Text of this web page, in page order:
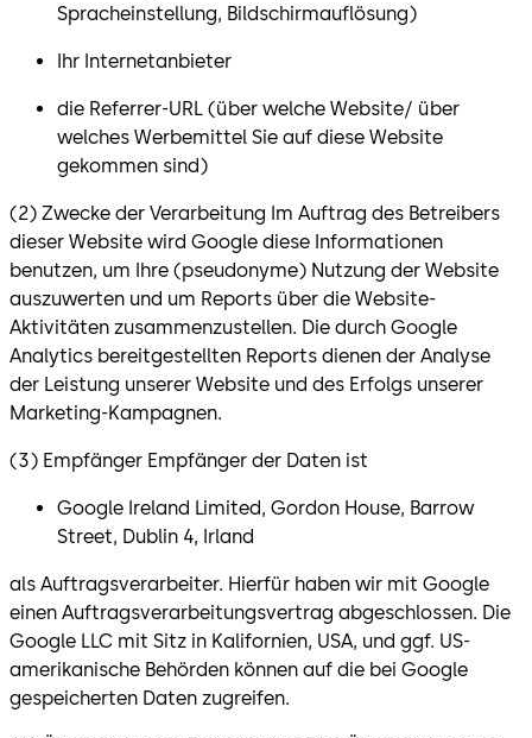
Spracheinstellung, Bildschirmauflösung)
Ihr Internetanbieter
die Referrer-URL (über welche Website/ über
welches Werbemittel Sie auf diese Website
gekommen sind)
(2) Zwecke der Verarbeitung Im Auftrag des Betreibers
dieser Website wird Google diese Informationen
benutzen, um Ihre (pseudonyme) Nutzung der Website
auszuwerten und um Reports über die Website-
Aktivitäten zusammenzustellen. Die durch Google
Analytics bereitgestellten Reports dienen der Analyse
der Leistung unserer Website und des Erfolgs unserer
Marketing-Kampagnen.
(3) Empfänger Empfänger der Daten ist
Google Ireland Limited, Gordon House, Barrow
Street, Dublin 4, Irland
als Auftragsverarbeiter. Hierfür haben wir mit Google
einen Auftragsverarbeitungsvertrag abgeschlossen. Die
Google LLC mit Sitz in Kalifornien, USA, und ggf. US-
amerikanische Behörden können auf die bei Google
gespeicherten Daten zugreifen.